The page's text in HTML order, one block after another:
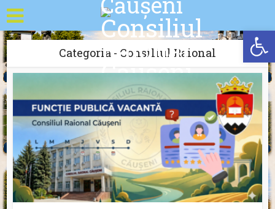
Categoria - Consiliul Raional